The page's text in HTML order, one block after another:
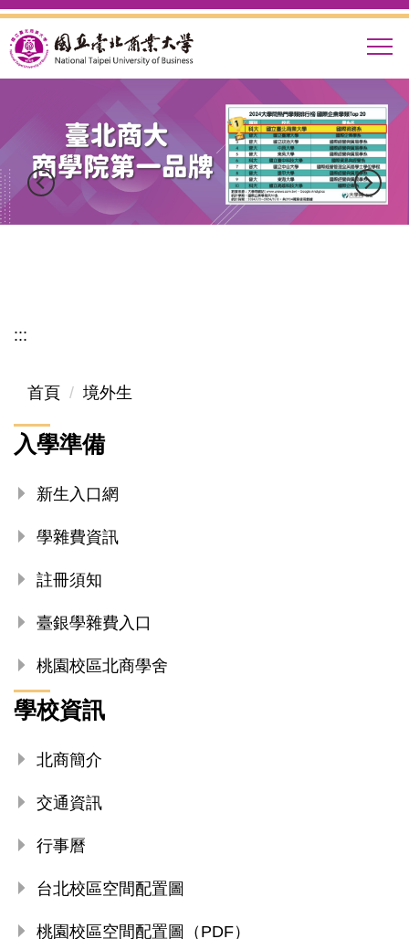
到
主
區
:::
首頁 境外生
入學準備
新生入口網
學雜費資訊
註冊須知
臺銀學雜費入口
桃園校區北商學舍
學校資訊
北商簡介
交通資訊
行事曆
台北校區空間配置圖
桃園校區空間配置圖（PDF）